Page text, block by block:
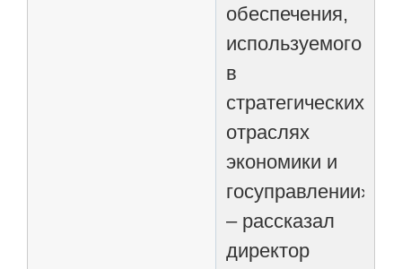
обеспечения,
используемого
в
стратегических
отраслях
экономики и
госуправлении»,
– рассказал
директор